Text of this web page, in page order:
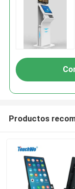
Productos